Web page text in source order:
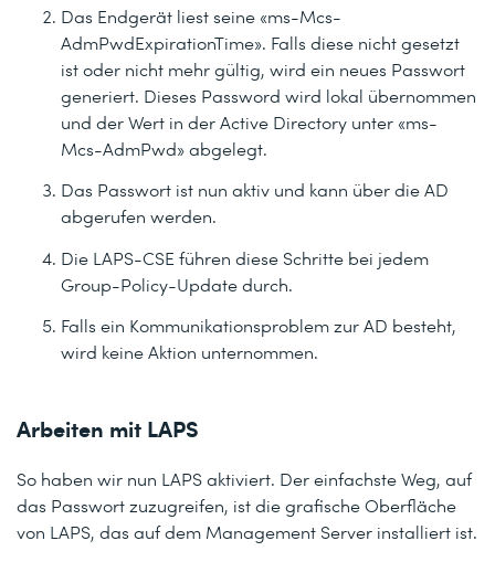
Das Endgerät liest seine «ms-Mcs-
AdmPwdExpirationTime». Falls diese nicht gesetzt
ist oder nicht mehr gültig, wird ein neues Passwort
generiert. Dieses Password wird lokal übernommen
und der Wert in der Active Directory unter «ms-
Mcs-AdmPwd»abgelegt.
Das Passwort ist nun aktiv und kann über die AD
abgerufen werden.
Die LAPS-CSE führen diese Schritte bei jedem
Group-Policy-Update durch.
Falls ein Kommunikationsproblem zur AD besteht,
wird keine Aktion unternommen.
Arbeiten mit LAPS
So haben wir nun LAPS aktiviert. Der einfachste Weg, auf
das Passwort zuzugreifen, ist die grafische Oberfläche
von LAPS, das auf dem Management Server installiert ist.